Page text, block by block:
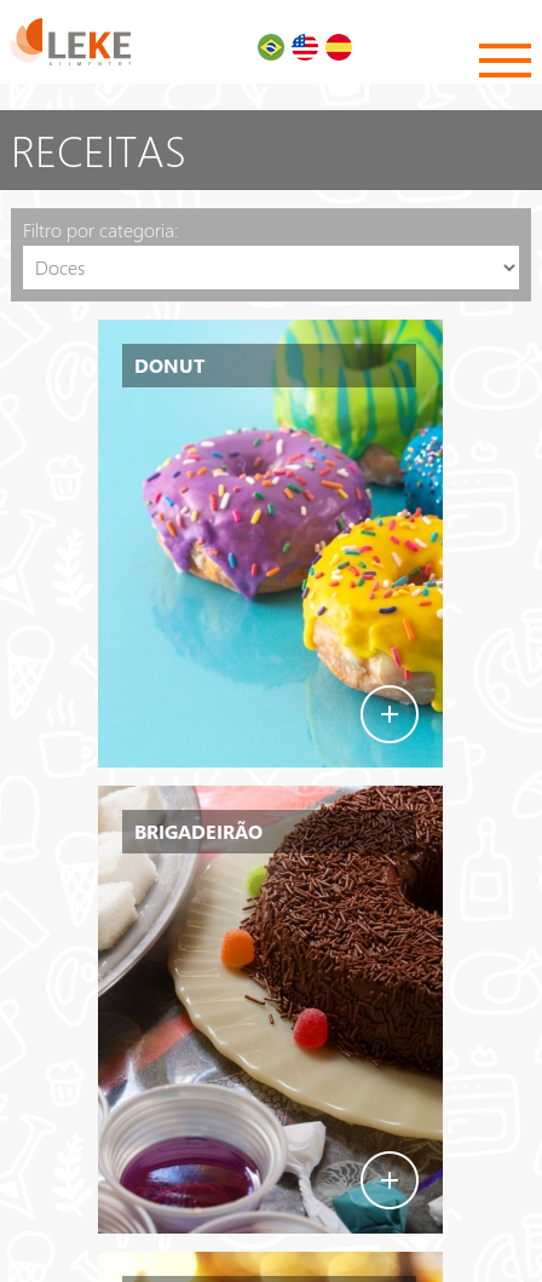
RECEITAS
Filtro por categoria:
DONUT
BRIGADEIRÃO